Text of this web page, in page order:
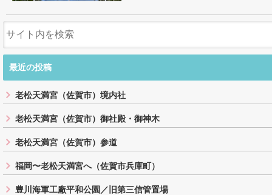
最近の投稿
老松天満宮（佐賀市）境内社
老松天満宮（佐賀市）御社殿・御神木
老松天満宮（佐賀市）参道
福岡〜老松天満宮へ（佐賀市兵庫町）
豊川海軍工廠平和公園／旧第三信管置場